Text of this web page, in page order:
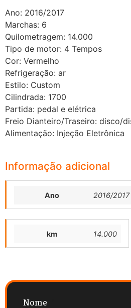
Ano: 2016/2017
Marchas: 6
Quilometragem: 14.000
Tipo de motor: 4 Tempos
Cor: Vermelho
Refrigeração: ar
Estilo: Custom
Cilindrada: 1700
Partida: pedal e elétrica
Freio Dianteiro/Traseiro: disco/
Alimentação: Injeção Eletrônica
Informação adicional
Ano 2016/2017
km 14.000
Nome